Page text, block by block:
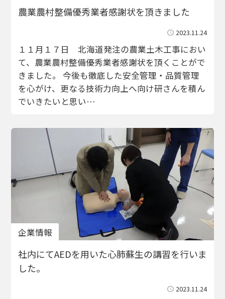
農業農村整備優秀業者感謝状を頂きました
2023.11.24
１１月１７日 北海道発注の農業土木工事におい
て、農業農村整備優秀業者感謝状を頂くことがで
きました。 今後も徹底した安全管理・品質管理
を心がけ、更なる技術力向上へ向け研さんを積ん
でいきたいと思い…
企業情報
社内にてAEDを用いた心肺蘇生の講習を行いま
した。
2023.11.24